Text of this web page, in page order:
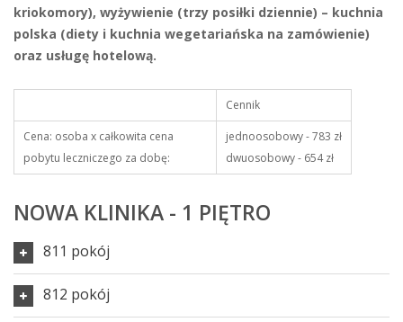
kriokomory), wyżywienie (trzy posiłki dziennie) – kuchnia
polska (diety i kuchnia wegetariańska na zamówienie)
oraz usługę hotelową.
Cennik
Cena: osoba x całkowita cena
pobytu leczniczego za dobę:
jednoosobowy - 783 zł
dwuosobowy - 654 zł
NOWA KLINIKA - 1 PIĘTRO
811 pokój
812 pokój